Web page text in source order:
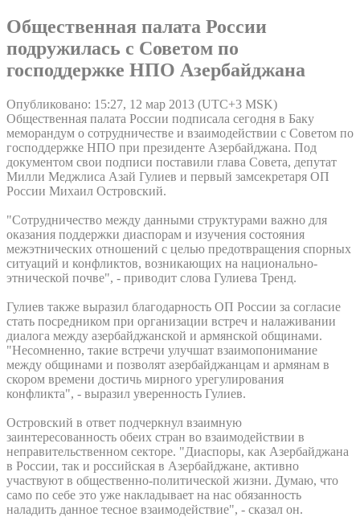
Общественная палата России
подружилась с Советом по
господдержке НПО Азербайджана
Опубликовано: 15:27, 12 мар 2013 (UTC+3 MSK)
Общественная палата России подписала сегодня в Баку
меморандум о сотрудничестве и взаимодействии с Советом по
господдержке НПО при президенте Азербайджана. Под
документом свои подписи поставили глава Совета, депутат
Милли Меджлиса Азай Гулиев и первый замсекретаря ОП
России Михаил Островский.
"Сотрудничество между данными структурами важно для
оказания поддержки диаспорам и изучения состояния
межэтнических отношений с целью предотвращения спорных
ситуаций и конфликтов, возникающих на национально-
этнической почве", - приводит слова Гулиева Тренд.
Гулиев также выразил благодарность ОП России за согласие
стать посредником при организации встреч и налаживании
диалога между азербайджанской и армянской общинами.
"Несомненно, такие встречи улучшат взаимопонимание
между общинами и позволят азербайджанцам и армянам в
скором времени достичь мирного урегулирования
конфликта", - выразил уверенность Гулиев.
Островский в ответ подчеркнул взаимную
заинтересованность обеих стран во взаимодействии в
неправительственном секторе. "Диаспоры, как Азербайджана
в России, так и российская в Азербайджане, активно
участвуют в общественно-политической жизни. Думаю, что
само по себе это уже накладывает на нас обязанность
наладить данное тесное взаимодействие", - сказал он.